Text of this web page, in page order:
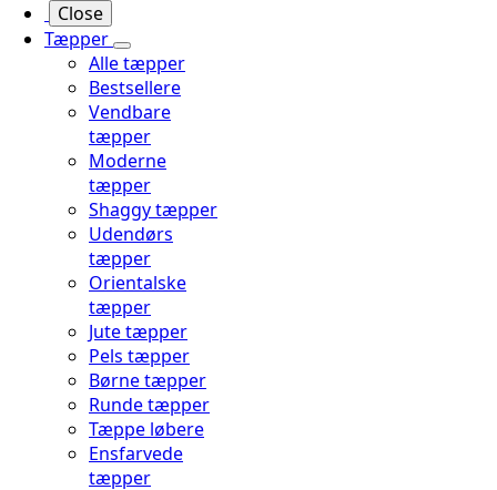
Close
Tæpper
Alle tæpper
Bestsellere
Vendbare
tæpper
Moderne
tæpper
Shaggy tæpper
Udendørs
tæpper
Orientalske
tæpper
Jute tæpper
Pels tæpper
Børne tæpper
Runde tæpper
Tæppe løbere
Ensfarvede
tæpper